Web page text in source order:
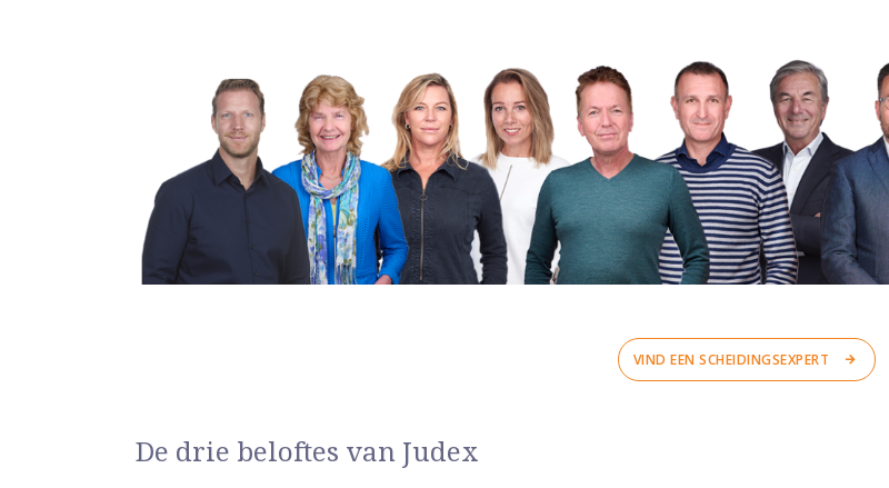
VIND EEN SCHEIDINGSEXPERT
De drie beloftes van Judex